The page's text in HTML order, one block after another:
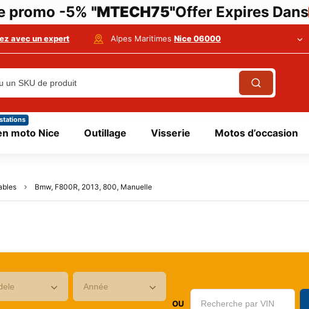
promo -5% "MTECH75"Offer Expires Dans
avec un expert Alpes Maritimes Nice 06000
moto Nice Outillage Visserie Motos d’occasion
Bmw, F800R, 2013, 800, Manuelle
OU